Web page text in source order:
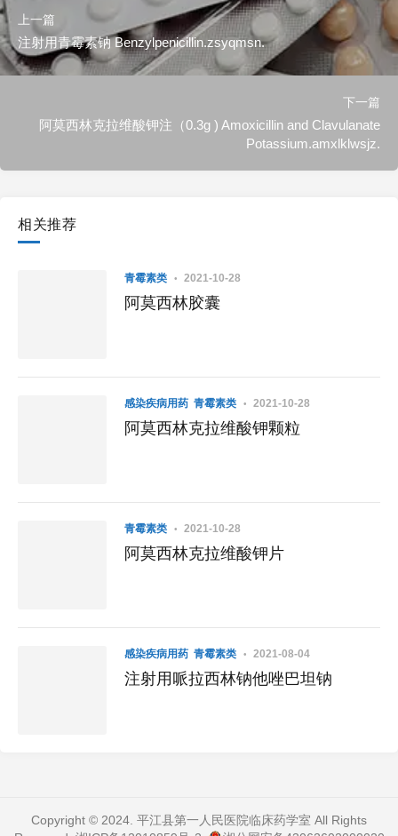
上一篇
注射用青霉素钠 Benzylpenicillin.zsyqmsn.
下一篇
阿莫西林克拉维酸钾注（0.3g ) Amoxicillin and Clavulanate
Potassium.amxlklwsjz.
相关推荐
青霉素类 2021-10-28
阿莫西林胶囊
感染疾病用药 青霉素类 2021-10-28
阿莫西林克拉维酸钾颗粒
青霉素类 2021-10-28
阿莫西林克拉维酸钾片
感染疾病用药 青霉素类 2021-08-04
注射用哌拉西林钠他唑巴坦钠
Copyright © 2024. 平江县第一人民医院临床药学室 All Rights